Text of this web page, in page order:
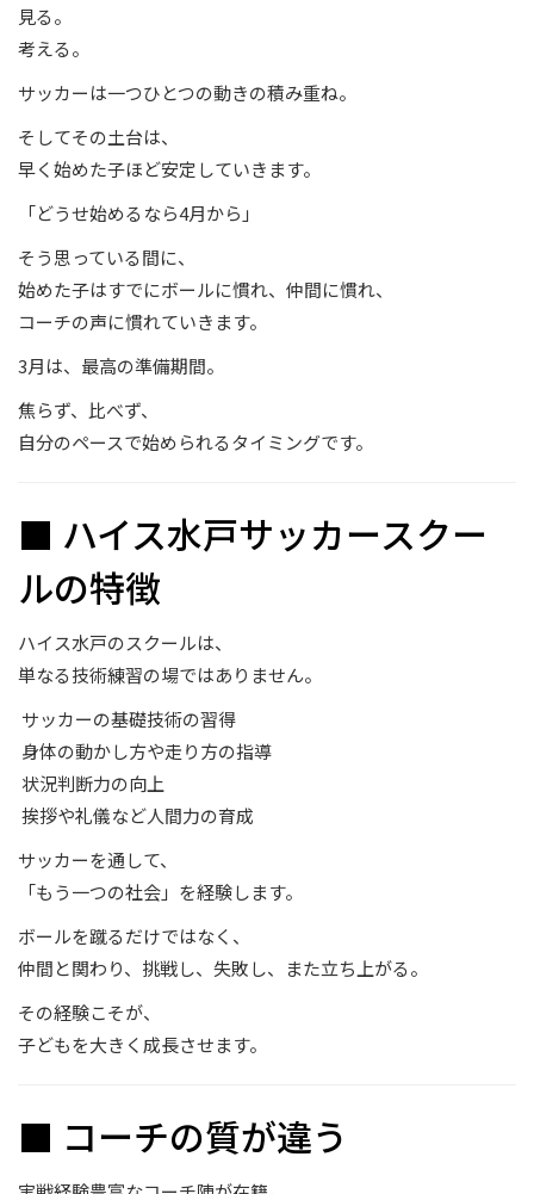
見る。
考える。
サッカーは一つひとつの動きの積み重ね。
そしてその土台は、
早く始めた子ほど安定していきます。
「どうせ始めるなら4月から」
そう思っている間に、
始めた子はすでにボールに慣れ、仲間に慣れ、
コーチの声に慣れていきます。
3月は、最高の準備期間。
焦らず、比べず、
自分のペースで始められるタイミングです。
■ ハイス水戸サッカースクー
ルの特徴
ハイス水戸のスクールは、
単なる技術練習の場ではありません。
サッカーの基礎技術の習得
身体の動かし方や走り方の指導
状況判断力の向上
挨拶や礼儀など人間力の育成
サッカーを通して、
「もう一つの社会」を経験します。
ボールを蹴るだけではなく、
仲間と関わり、挑戦し、失敗し、また立ち上がる。
その経験こそが、
子どもを大きく成長させます。
■ コーチの質が違う